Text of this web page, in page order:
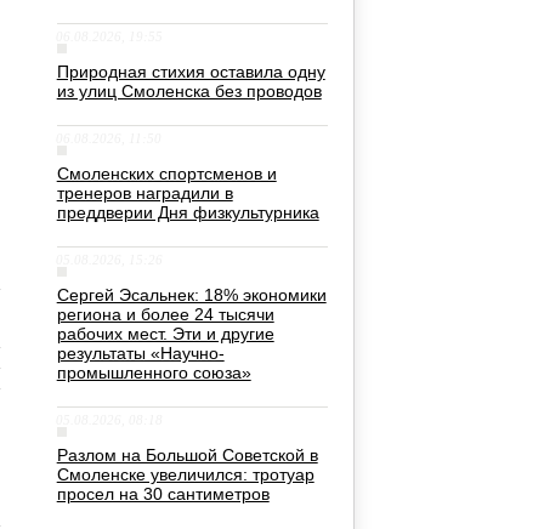
Природная стихия оставила одну
из улиц Смоленска без проводов
Смоленских спортсменов и
тренеров наградили в
преддверии Дня физкультурника
Сергей Эсальнек: 18% экономики
региона и более 24 тысячи
рабочих мест. Эти и другие
результаты «Научно-
промышленного союза»
Разлом на Большой Советской в
Смоленске увеличился: тротуар
просел на 30 сантиметров